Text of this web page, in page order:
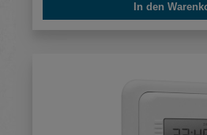
In den